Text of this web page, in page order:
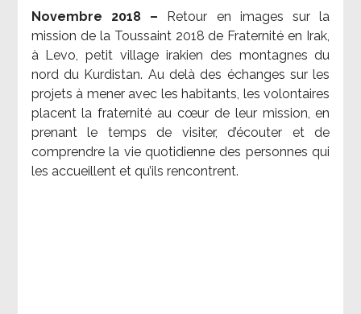
Novembre 2018 –
Retour en images sur la
mission de la Toussaint 2018 de Fraternité en Irak,
à Levo, petit village irakien des montagnes du
nord du Kurdistan. Au delà des échanges sur les
projets à mener avec les habitants, les volontaires
placent la fraternité au cœur de leur mission, en
prenant le temps de visiter, d’écouter et de
comprendre la vie quotidienne des personnes qui
les accueillent et qu’ils rencontrent.